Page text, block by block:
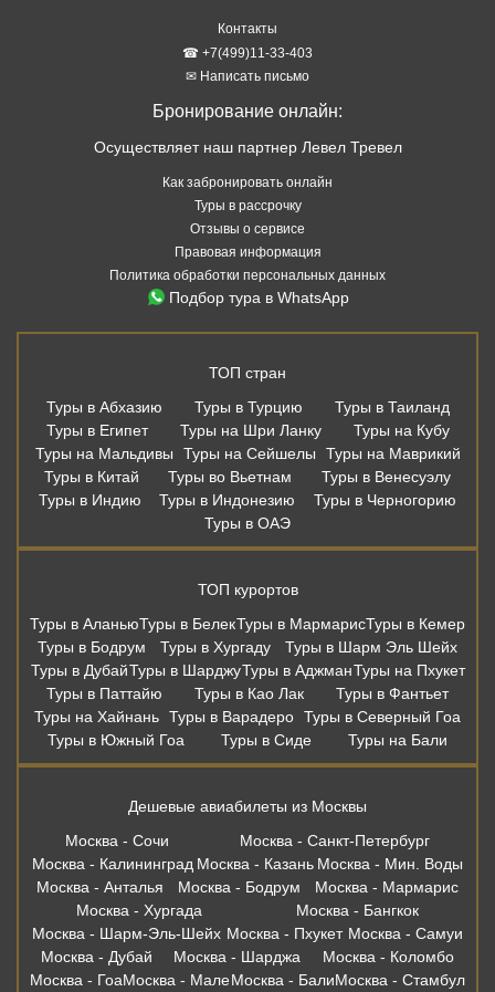
Контакты
☎ +7(499)11-33-403
✉ Написать письмо
Бронирование онлайн:
Осуществляет наш партнер Левел Тревел
Как забронировать онлайн
Туры в рассрочку
Отзывы о сервисе
Правовая информация
Политика обработки персональных данных
Подбор тура в WhatsApp
ТОП стран
Туры в Абхазию
Туры в Турцию
Туры в Таиланд
Туры в Египет
Туры на Шри Ланку
Туры на Кубу
Туры на Мальдивы
Туры на Сейшелы
Туры на Маврикий
Туры в Китай
Туры во Вьетнам
Туры в Венесуэлу
Туры в Индию
Туры в Индонезию
Туры в Черногорию
Туры в ОАЭ
ТОП курортов
Туры в АланьюТуры в БелекТуры в МармарисТуры в Кемер
Туры в Бодрум
Туры в Хургаду
Туры в Шарм Эль Шейх
Туры в ДубайТуры в ШарджуТуры в АджманТуры на Пхукет
Туры в Паттайю
Туры в Као Лак
Туры в Фантьет
Туры на Хайнань Туры в Варадеро Туры в Северный Гоа
Туры в Южный Гоа
Туры в Сиде Туры на Бали
Дешевые авиабилеты из Москвы
Москва - Сочи
Москва - Санкт-Петербург
Москва - Калининград Москва - Казань Москва - Мин. Воды
Москва - Анталья
Москва - Бодрум
Москва - Мармарис
Москва - Хургада
Москва - Бангкок
Москва - Шарм-Эль-Шейх Москва - Пхукет Москва - Самуи
Москва - Дубай
Москва - Шарджа
Москва - Коломбо
Москва - ГоаМосква - МалеМосква - БалиМосква - Стамбул